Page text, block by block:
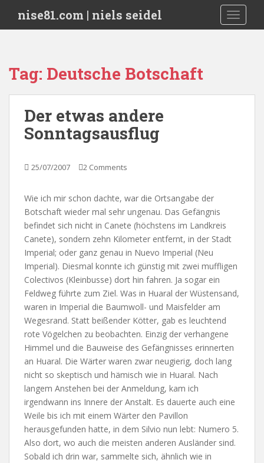
i
nise81.com | niels seidel
Tag: Deutsche Botschaft
Der etwas andere
Sonntagsausflug
25/07/2007 2 Comments
Wie ich mir schon dachte, war die Ortsangabe der
Botschaft wieder mal sehr ungenau. Das Gefängnis
befindet sich nicht in Canete (höchstens im Landkreis
Canete), sondern zehn Kilometer entfernt, in der Stadt
Imperial; oder ganz genau in Nuevo Imperial (Neu
Imperial). Diesmal konnte ich günstig mit zwei muffligen
Colectivos (Kleinbusse) dort hin fahren. Ja sogar ein
Feldweg führte zum Ziel. Was in Huaral der Wüstensand,
waren in Imperial die Baumwoll- und Maisfelder am
Wegesrand. Statt beißender Kötter, gab es leuchtend
rote Vögelchen zu beobachten. Einzig der verhangene
Himmel und die Bauweise des Gefängnisses erinnerten
an Huaral. Die Wärter waren zwar neugierig, doch lang
nicht so skeptisch und hämisch wie in Huaral. Nach
langem Anstehen bei der Anmeldung, kam ich
irgendwann ins Innere der Anstalt. Es dauerte auch eine
Weile bis ich mit einem Wärter den Pavillon
herausgefunden hatte, in dem Silvio nun lebt: Numero 5.
Also dort, wo auch die meisten anderen Ausländer sind.
Sobald ich drin war, sammelte sich, ähnlich wie in